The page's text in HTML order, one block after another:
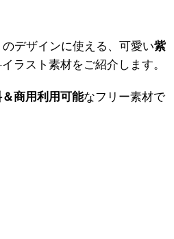
デザインに使える、可愛い紫
ラスト素材をご紹介します。
商用利用可能なフリー素材で